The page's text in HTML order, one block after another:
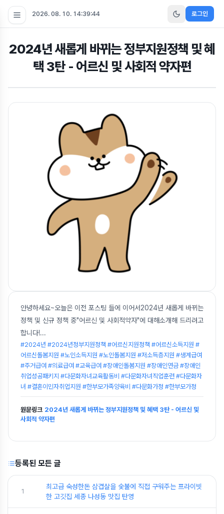
2026. 08. 10. 14:39:44 로그인
2024년 새롭게 바뀌는 정부지원정책 및 혜
택 3탄 - 어르신 및 사회적 약자편
안녕하세요~오늘은 이전 포스팅 들에 이어서2024년 새롭게 바뀌는
정책 및 신규 정책 중"어르신 및 사회적약자"에 대해소개해 드리려고
합니다!...
#2024년 #2024년정부지원정책 #어르신지원정책 #어르신소득지원 #
어르신돌봄지원 #노인소득지원 #노인돌봄지원 #저소득층지원 #생계급여
#주거급여 #의료급여 #교육급여 #장애인돌봄지원 #장애인연금 #장애인
취업성공패키지 #다문화자녀교육활동비 #다문화자녀직업훈련 #다문화자
녀 #결혼이민자취업지원 #한부모가족양육비 #다문화가정 #한부모가정
원문링크 2024년 새롭게 바뀌는 정부지원정책 및 혜택 3탄 - 어르신 및
사회적 약자편
등록된 모든 글
1
최고급 숙성한돈 삼겹살을 숯불에 직접 구워주는 프라이빗
한 고깃집 세종 나성동 맛집 탄영